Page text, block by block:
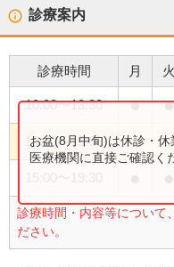
診療案内
診療時間 月 火
10:00〜13:30 ● ●
10:00〜15:00
診療時間・内容等について
ださい。
お盆(8月中旬)は休診・
医療機関に直接ご確認く